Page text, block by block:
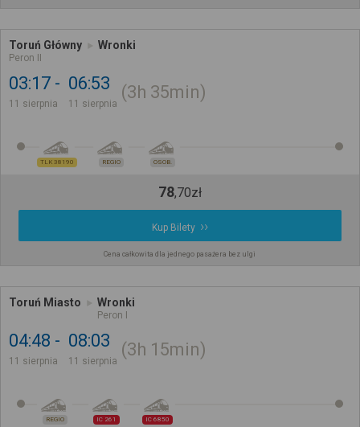
Toruń Główny
Peron II
Wronki
03:17
11 sierpnia
06:53
11 sierpnia
3h 35min
TLK 38190 REGIO OSOB.
78,70zł
Kup Bilety
Cena całkowita dla jednego pasażera bez ulgi
Toruń Miasto Wronki
Peron I
04:48
11 sierpnia
08:03
11 sierpnia
3h 15min
REGIO IC 261 IC 6850